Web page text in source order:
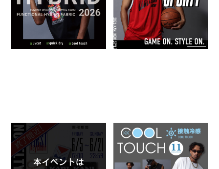
KARL KANI 特集一覧
KARL KANI オリジナルキーホ
ルダー NOVELTY EVENT開催
決定！
2026.06.19
karl kaniの接触冷感アイテム
KK COOL TOUCH
2026.06.18